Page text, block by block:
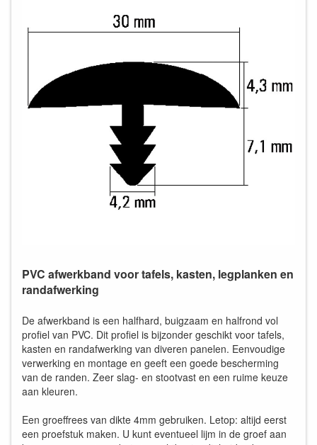
PVC afwerkband voor tafels, kasten, legplanken en
randafwerking
De afwerkband is een halfhard, buigzaam en halfrond vol
profiel van PVC. Dit profiel is bijzonder geschikt voor tafels,
kasten en randafwerking van diveren panelen. Eenvoudige
verwerking en montage en geeft een goede bescherming
van de randen. Zeer slag- en stootvast en een ruime keuze
aan kleuren.
Een groeffrees van dikte 4mm gebruiken. Letop: altijd eerst
een proefstuk maken. U kunt eventueel lijm in de groef aan